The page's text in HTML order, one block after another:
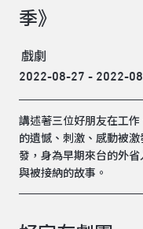
季》
戲劇
2022-08-27 - 2022-
講述著三位好朋友在工
的遺憾、刺激、感動被
發，身為早期來台的外
與被接納的故事。